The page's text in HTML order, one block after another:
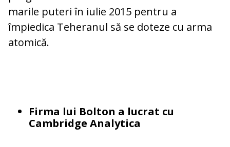
marile puteri în iulie 2015 pentru a
împiedica Teheranul să se doteze cu arma
atomică.
Firma lui Bolton a lucrat cu
Cambridge Analytica